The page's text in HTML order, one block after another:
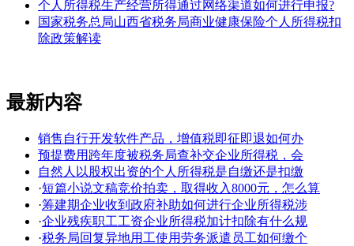
个人所得税生产经营所得通过网络渠道如何进行申报?
国家税务总局山西省税务局商业健康保险个人所得税扣
除政策解读
最新内容
销售自行开发软件产品，增值税即征即退如何办
预提费用跨年度被税务局查补交企业所得税，会
自然人以股权出资的个人所得税是自缴还是扣缴
·短篇小说文稿竞价拍卖，取得收入8000元，怎么算
·筹建期企业收到政府补助如何进行企业所得税涉
·企业残疾职工工资企业所得税加计扣除有什么规
·税务局回复异地用工使用劳务派遣员工如何缴个